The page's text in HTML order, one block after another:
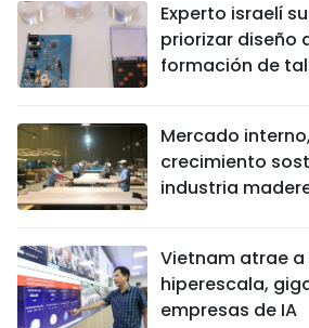
Experto israelí
priorizar diseño
formación de
Mercado
crecimiento
industria
Vietnam atrae
hiperescala,
empresas de IA